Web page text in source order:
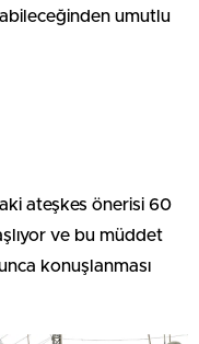
umutlu
ateşkes önerisi 60
ve bu müddet
konuşlanması